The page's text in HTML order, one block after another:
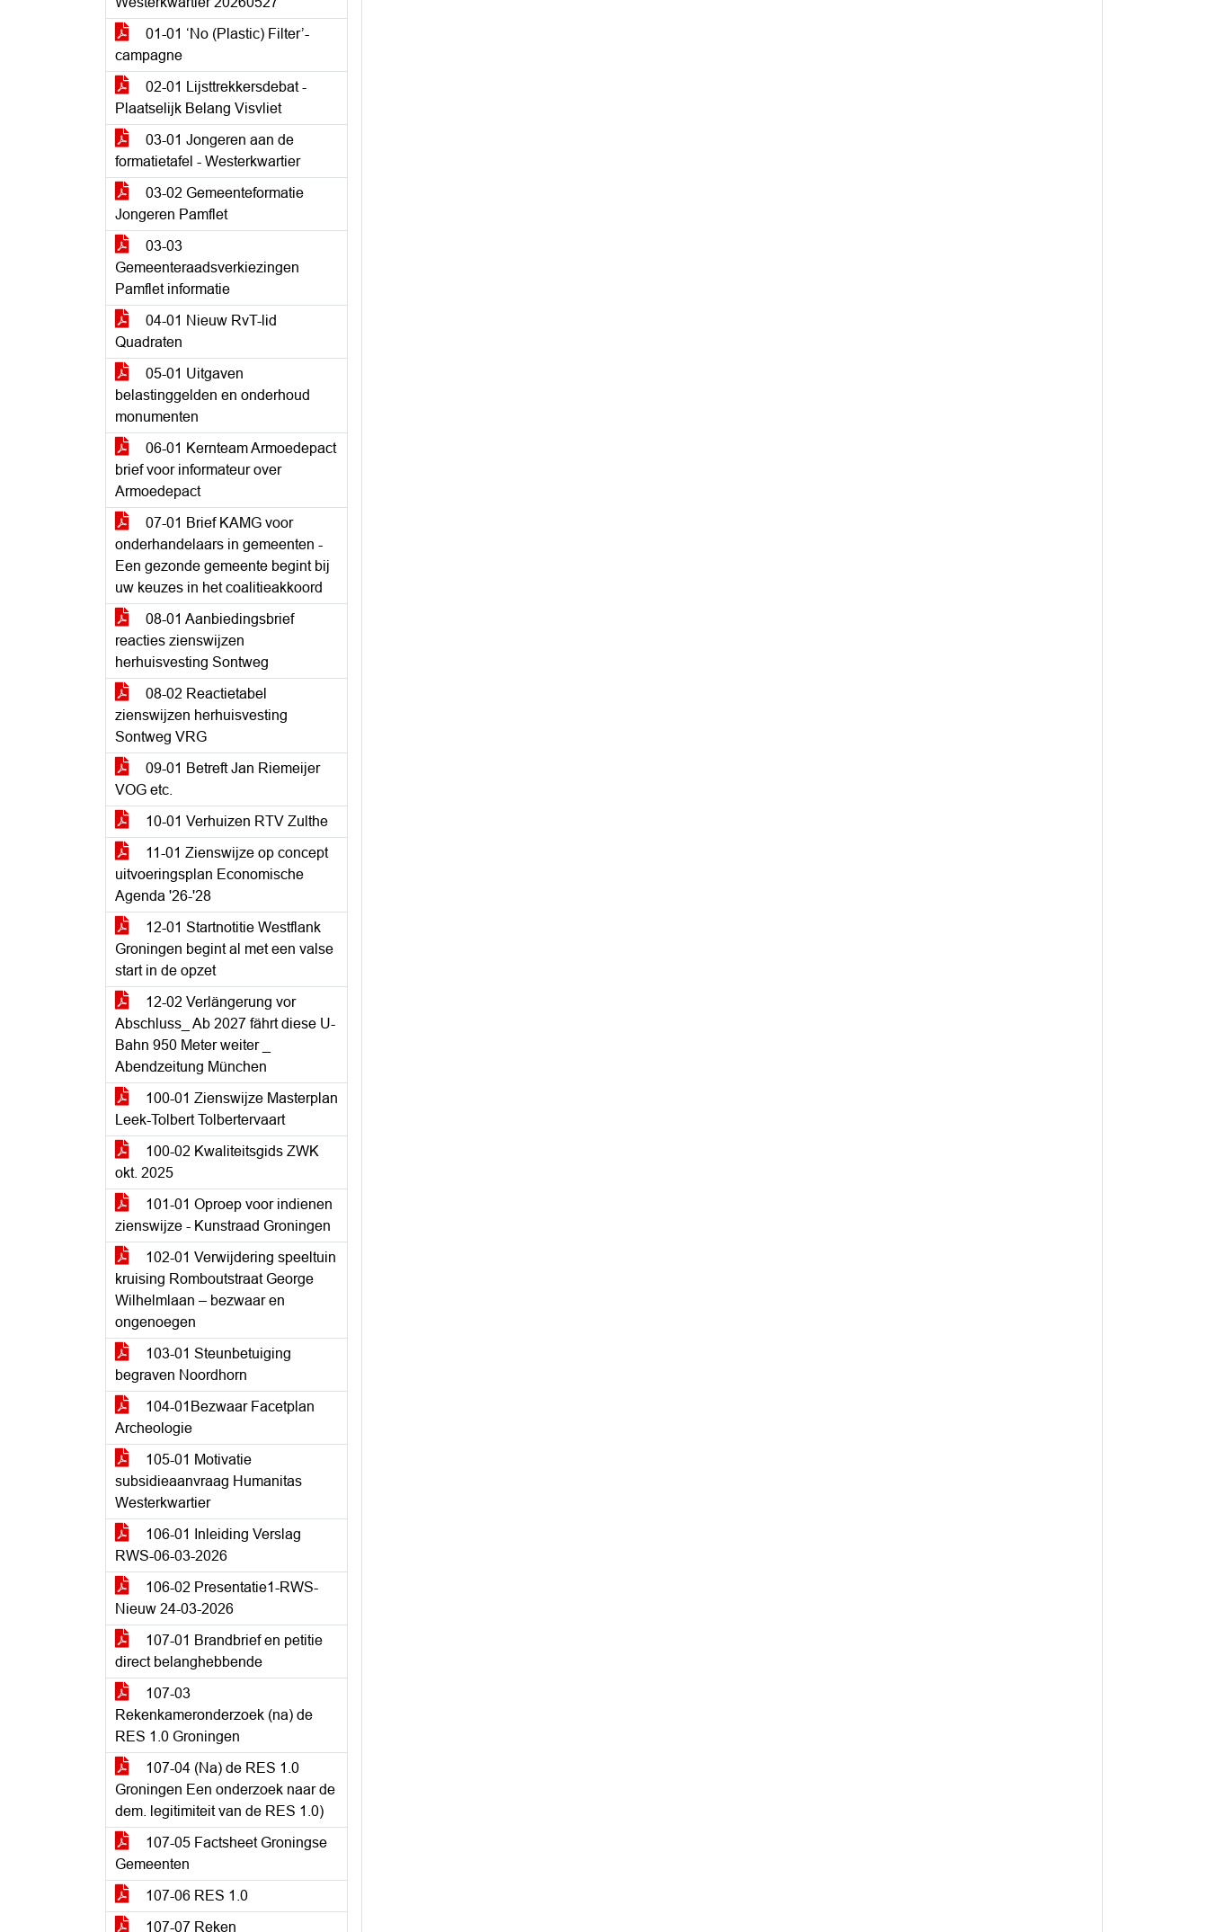
01-01 ‘No (Plastic) Filter’-
campagne
02-01 Lijsttrekkersdebat -
Plaatselijk Belang Visvliet
03-01 Jongeren aan de
formatietafel - Westerkwartier
03-02 Gemeenteformatie
Jongeren Pamflet
03-03
Gemeenteraadsverkiezingen
Pamflet informatie
04-01 Nieuw RvT-lid
Quadraten
05-01 Uitgaven
belastinggelden en onderhoud
monumenten
06-01 Kernteam Armoedepact
brief voor informateur over
Armoedepact
07-01 Brief KAMG voor
onderhandelaars in gemeenten -
Een gezonde gemeente begint bij
uw keuzes in het coalitieakkoord
08-01 Aanbiedingsbrief
reacties zienswijzen
herhuisvesting Sontweg
08-02 Reactietabel
zienswijzen herhuisvesting
Sontweg VRG
09-01 Betreft Jan Riemeijer
VOG etc.
10-01 Verhuizen RTV Zulthe
11-01 Zienswijze op concept
uitvoeringsplan Economische
Agenda '26-'28
12-01 Startnotitie Westflank
Groningen begint al met een valse
start in de opzet
12-02 Verlängerung vor
Abschluss_ Ab 2027 fährt diese U-
Bahn 950 Meter weiter _
Abendzeitung München
100-01 Zienswijze Masterplan
Leek-Tolbert Tolbertervaart
100-02 Kwaliteitsgids ZWK
okt. 2025
101-01 Oproep voor indienen
zienswijze - Kunstraad Groningen
102-01 Verwijdering speeltuin
kruising Romboutstraat George
Wilhelmlaan – bezwaar en
ongenoegen
103-01 Steunbetuiging
begraven Noordhorn
104-01Bezwaar Facetplan
Archeologie
105-01 Motivatie
subsidieaanvraag Humanitas
Westerkwartier
106-01 Inleiding Verslag
RWS-06-03-2026
106-02 Presentatie1-RWS-
Nieuw 24-03-2026
107-01 Brandbrief en petitie
direct belanghebbende
107-03
Rekenkameronderzoek (na) de
RES 1.0 Groningen
107-04 (Na) de RES 1.0
Groningen Een onderzoek naar de
dem. legitimiteit van de RES 1.0)
107-05 Factsheet Groningse
Gemeenten
107-06 RES 1.0
107-07 Reken